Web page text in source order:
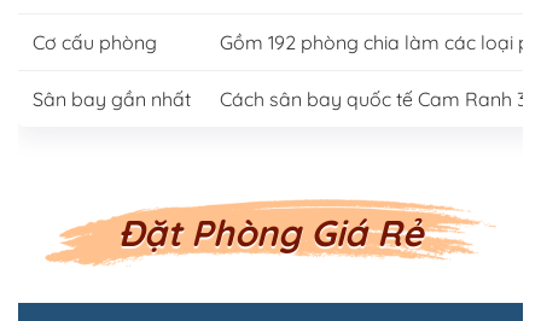
Cơ cấu phòng Gồm 192 phòng chia làm các loại
Sân bay gần nhất Cách sân bay quốc tế Cam Ranh
Đặt Phòng Giá Rẻ